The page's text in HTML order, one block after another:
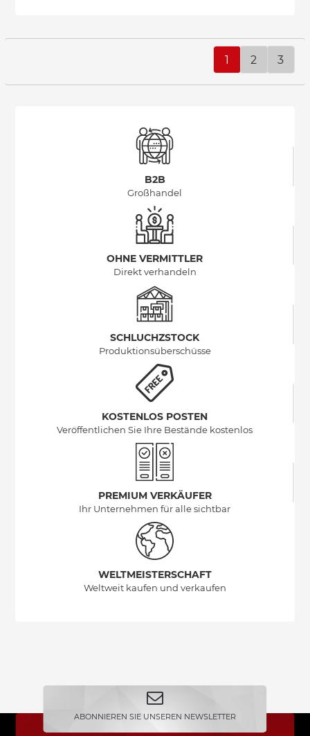
1 2 3
B2B
Großhandel
OHNE VERMITTLER
Direkt verhandeln
SCHLUCHZSTOCK
Produktionsüberschüsse
KOSTENLOS POSTEN
Veröffentlichen Sie Ihre Bestände kostenlos
PREMIUM VERKÄUFER
Ihr Unternehmen für alle sichtbar
WELTMEISTERSCHAFT
Weltweit kaufen und verkaufen
ABONNIEREN SIE UNSEREN NEWSLETTER